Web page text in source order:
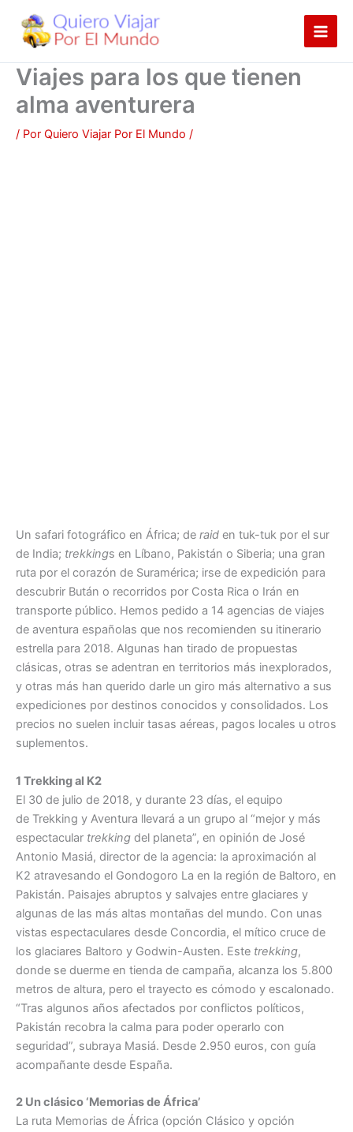
contenido
Viajes para los que tienen
alma aventurera
/ Por Quiero Viajar Por El Mundo /
Un safari fotográfico en África; de raid en tuk-tuk por el sur
de India; trekkings en Líbano, Pakistán o Siberia; una gran
ruta por el corazón de Suramérica; irse de expedición para
descubrir Bután o recorridos por Costa Rica o Irán en
transporte público. Hemos pedido a 14 agencias de viajes
de aventura españolas que nos recomienden su itinerario
estrella para 2018. Algunas han tirado de propuestas
clásicas, otras se adentran en territorios más inexplorados,
y otras más han querido darle un giro más alternativo a sus
expediciones por destinos conocidos y consolidados. Los
precios no suelen incluir tasas aéreas, pagos locales u otros
suplementos.
1 Trekking al K2
El 30 de julio de 2018, y durante 23 días, el equipo
de Trekking y Aventura llevará a un grupo al “mejor y más
espectacular trekking del planeta”, en opinión de José
Antonio Masiá, director de la agencia: la aproximación al
K2 atravesando el Gondogoro La en la región de Baltoro, en
Pakistán. Paisajes abruptos y salvajes entre glaciares y
algunas de las más altas montañas del mundo. Con unas
vistas espectaculares desde Concordia, el mítico cruce de
los glaciares Baltoro y Godwin-Austen. Este trekking,
donde se duerme en tienda de campaña, alcanza los 5.800
metros de altura, pero el trayecto es cómodo y escalonado.
“Tras algunos años afectados por conflictos políticos,
Pakistán recobra la calma para poder operarlo con
seguridad”, subraya Masiá. Desde 2.950 euros, con guía
acompañante desde España.
2 Un clásico ‘Memorias de África’
La ruta Memorias de África (opción Clásico y opción